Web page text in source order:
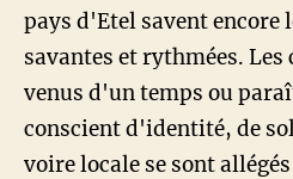
pays d'Etel savent encore
savantes et rythmées.
venus d'un temps ou
conscient d'identité, de
voire locale se sont